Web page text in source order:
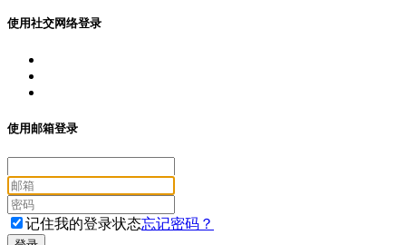
使用社交网络登录
使用邮箱登录
记住我的登录状态忘记密码？